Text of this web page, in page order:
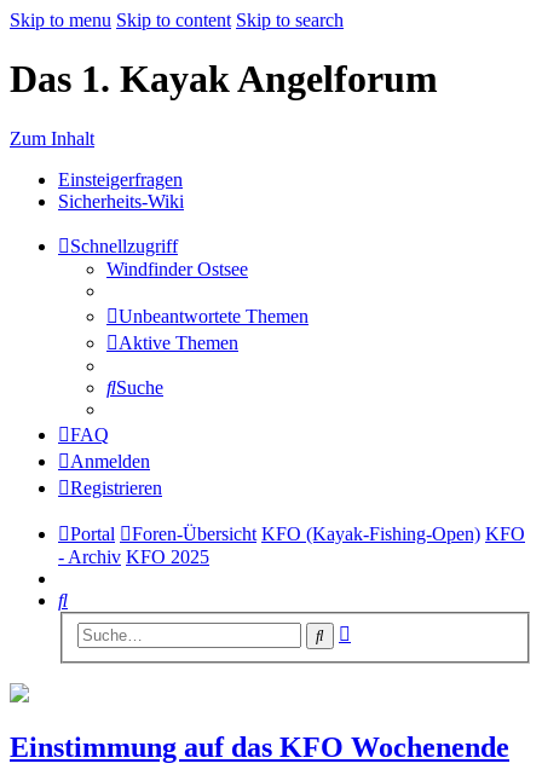
Skip to menu Skip to content Skip to search
Das 1. Kayak Angelforum
Zum Inhalt
Einsteigerfragen
Sicherheits-Wiki
Schnellzugriff
Windfinder Ostsee
Unbeantwortete Themen
Aktive Themen
Suche
FAQ
Anmelden
Registrieren
Portal Foren-Übersicht KFO (Kayak-Fishing-Open) KFO
- Archiv KFO 2025
Suche
Suche
Einstimmung auf das KFO Wochenende